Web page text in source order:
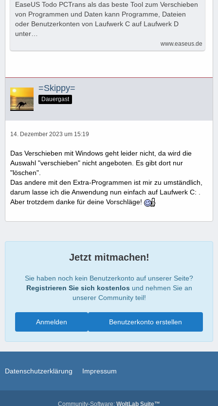
EaseUS Todo PCTrans als das beste Tool zum Verschieben
von Programmen und Daten kann Programme, Dateien
oder Benutzerkonten von Laufwerk C auf Laufwerk D
unter…
www.easeus.de
=Skippy=
Dauergast
14. Dezember 2023 um 15:19
Das Verschieben mit Windows geht leider nicht, da wird die
Auswahl "verschieben" nicht angeboten. Es gibt dort nur
"löschen".
Das andere mit den Extra-Programmen ist mir zu umständlich,
darum lasse ich die Anwendung nun einfach auf Laufwerk C: .
Aber trotzdem danke für deine Vorschläge!
Jetzt mitmachen!
Sie haben noch kein Benutzerkonto auf unserer Seite?
Registrieren Sie sich kostenlos und nehmen Sie an
unserer Community teil!
Benutzerkonto erstellen
Anmelden
Datenschutzerklärung Impressum
Community-Software: WoltLab Suite™